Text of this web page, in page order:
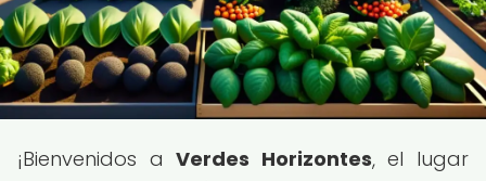
¡Bienvenidos aVerdes Horizontes, el lugar